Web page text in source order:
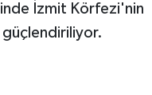
İzmit Körfezi'nin